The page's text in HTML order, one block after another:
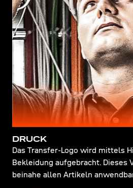
DRUCK
Das Transfer-Logo wird mittels
Bekleidung aufgebracht. Dieses
beinahe allen Artikeln